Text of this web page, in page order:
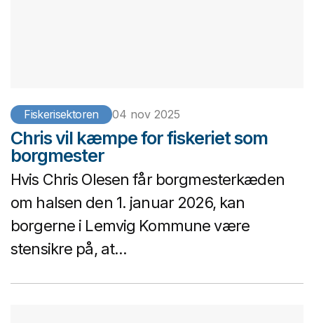
Fiskerisektoren 04 nov 2025
Chris vil kæmpe for fiskeriet som
borgmester
Hvis Chris Olesen får borgmesterkæden
om halsen den 1. januar 2026, kan
borgerne i Lemvig Kommune være
stensikre på, at...